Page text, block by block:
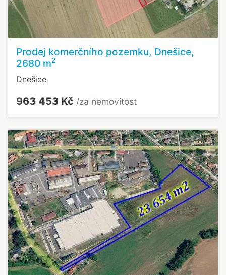
Prodej komerčního pozemku, Dnešice,
2680 m2
Dnešice
963 453 Kč /za nemovitost